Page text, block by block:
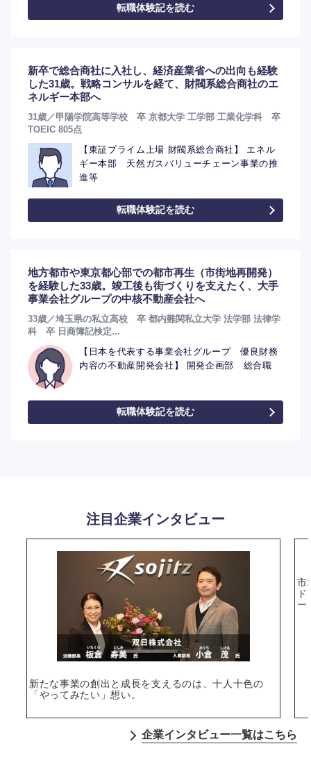
選択する
転職体験記を読む
新卒で総合商社に入社し、経済産業省への出向も経験
した31歳。戦略コンサルを経て、財閥系総合商社のエ
ネルギー本部へ
31歳／甲陽学院高等学校 卒 京都大学 工学部 工業化学科 卒
TOEIC 805点
【東証プライム上場 財閥系総合商社】 エネル
ギー本部 天然ガスバリューチェーン事業の推
進等
転職体験記を読む
地方都市や東京都心部での都市再生（市街地再開発）
を経験した33歳。竣工後も街づくりを支えたく、大手
事業会社グループの中核不動産会社へ
33歳／埼玉県の私立高校 卒 都内難関私立大学 法学部 法律学
科 卒 日商簿記検定...
【日本を代表する事業会社グループ 優良財務
内容の不動産開発会社】 開発企画部 総合職
転職体験記を読む
注目企業インタビュー
新たな事業の創出と成長を支えるのは、十人十色の
「やってみたい」想い。
市
ー
企業インタビュー一覧はこちら